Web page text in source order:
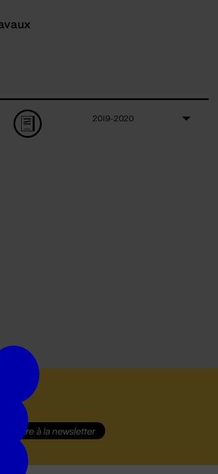
2019-2020
S'inscrire à la newsletter